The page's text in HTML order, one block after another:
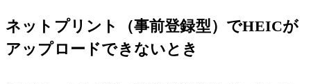
ネットプリント（事前登録型）でHEICが
アップロードできないとき